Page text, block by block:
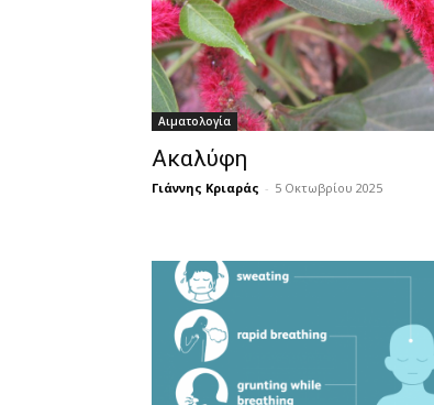
Αιματολογία
Ακαλύφη
Γιάννης Κριαράς - 5 Οκτωβρίου 2025